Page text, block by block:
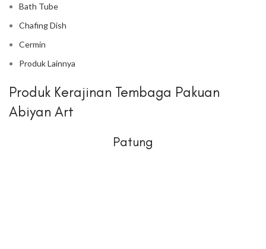
Bath Tube
Chafing Dish
Cermin
Produk Lainnya
Produk Kerajinan Tembaga Pakuan
Abiyan Art
Patung